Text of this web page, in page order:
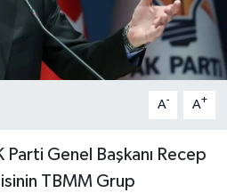
A- A+
Parti Genel Başkanı Recep
TBMM Grup